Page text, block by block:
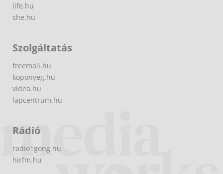
life.hu
she.hu
Szolgáltatás
freemail.hu
koponyeg.hu
videa.hu
lapcentrum.hu
Rádió
radio1gong.hu
hirfm.hu